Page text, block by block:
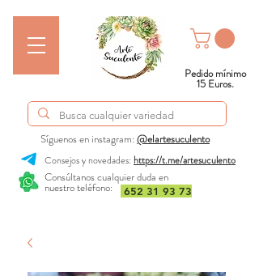
Consúltanos cualquier duda en
nuestro teléfono:
Síguenos en instagram:@elartesuculento
652 31 93 73
Consejos y novedades: https://t.me/artesuculento
Pedido mínimo
15 Euros.